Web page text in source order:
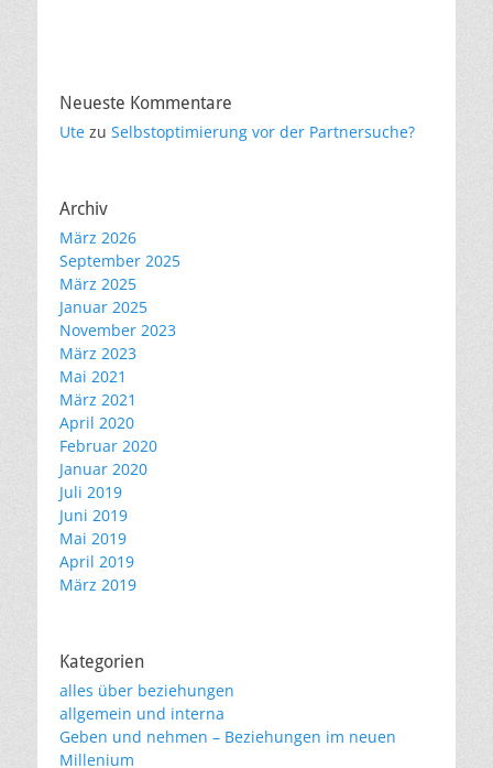
Neueste Kommentare
Ute zu Selbstoptimierung vor der Partnersuche?
Archiv
März 2026
September 2025
März 2025
Januar 2025
November 2023
März 2023
Mai 2021
März 2021
April 2020
Februar 2020
Januar 2020
Juli 2019
Juni 2019
Mai 2019
April 2019
März 2019
Kategorien
alles über beziehungen
allgemein und interna
Geben und nehmen – Beziehungen im neuen
Millenium